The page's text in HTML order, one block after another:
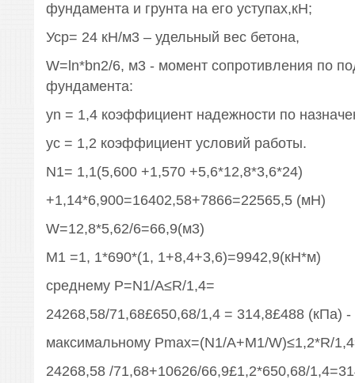
фундамента и грунта на его уступах,кН;
Уср= 24 кН/м3 – удельный вес бетона,
W=ln*bn2/6, м3 - момент сопротивления по
фундамента:
yn = 1,4 коэффициент надежности по
ус = 1,2 коэффициент условий работы.
N1= 1,1(5,600 +1,570 +5,6*12,8*3,6*24)
+1,14*6,900=16402,58+7866=22565,5 (мН)
W=12,8*5,62/6=66,9(м3)
М1 =1, 1*690*(1, 1+8,4+3,6)=9942,9(кН*м)
среднему P=N1/A≤R/1,4=
24268,58/71,68£650,68/1,4 = 314,8£488 (кПа) -
максимальному Pmax=(N1/A+M1/W)≤1,2*R/
24268,58 /71,68+10626/66,9£1,2*650,68/